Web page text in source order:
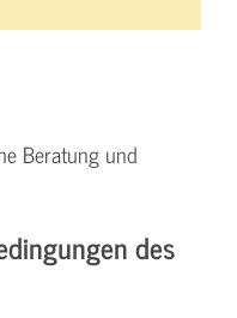
Beratung und
des